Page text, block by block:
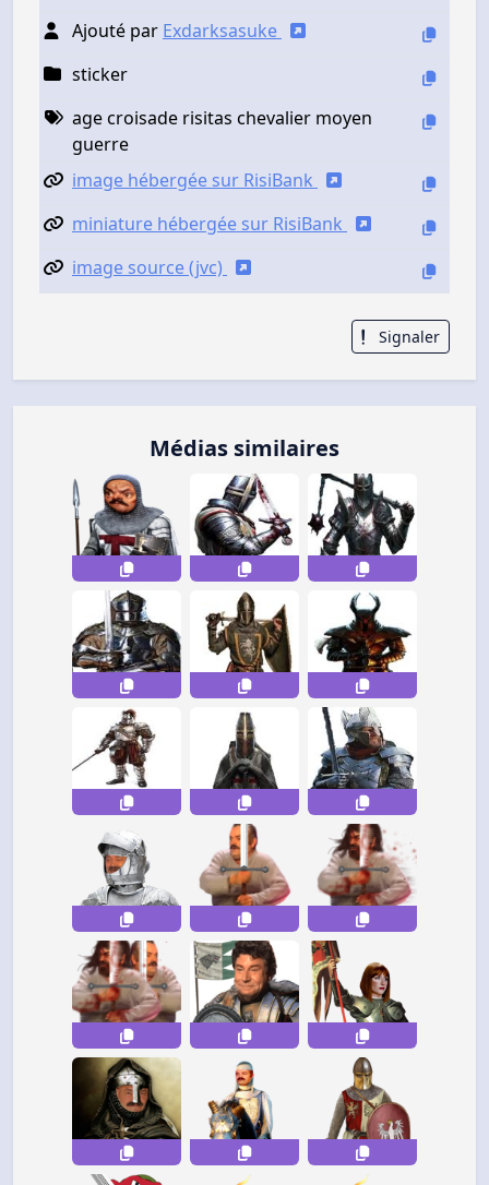
Ajouté par Exdarksasuke
sticker
age croisade risitas chevalier moyen
guerre
image hébergée sur RisiBank
miniature hébergée sur RisiBank
image source (jvc)
Signaler
Médias similaires